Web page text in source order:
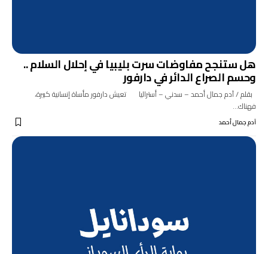
هل ستنجح مفاوضات سرت بليبيا في إحلال السلام ..
وحسم الصراع الدائر في دارفور
بقلم / آدم جمال أحمد – سدني – أستراليا تعيش دارفور مأساة إنسانية كبيرة،
فهناك…
آدم جمال أحمد